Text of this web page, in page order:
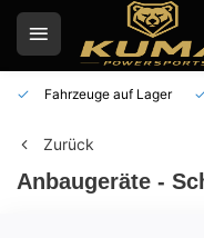
Fahrzeuge auf Lager
Zurück
Anbaugeräte -